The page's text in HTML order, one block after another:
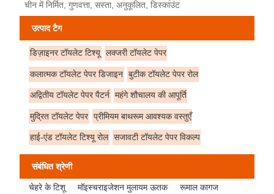
चीन में निर्मित, गुणवत्ता, सस्ता, अनुकूलित, डिस्काउंट
उत्पाद टैग
डिज़ाइनर टॉयलेट टिश्यू लक्जरी टॉयलेट पेपर
कलात्मक टॉयलेट पेपर डिजाइन बुटीक टॉयलेट पेपर रोल
अद्वितीय टॉयलेट पेपर पैटर्न महंगे शौचालय की आपूर्ति
मुद्रित टॉयलेट पेपर प्रीमियम बाथरूम आवश्यक वस्तुएँ
हाई-एंड टॉयलेट टिश्यू रोल सजावटी टॉयलेट पेपर विकल्प
संबंधित श्रेणी
चेहरे के टिशू मॉइस्चराइजेशन मुलायम ऊतक
रूमाल कागज